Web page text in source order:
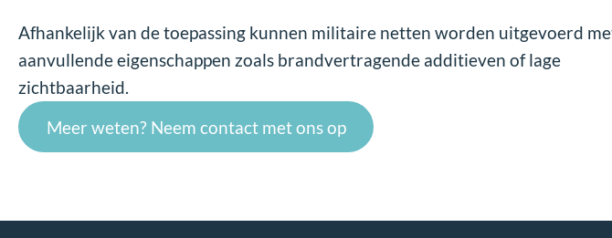
Afhankelijk van de toepassing kunnen militaire netten worden uitgevoerd
aanvullende eigenschappen zoals brandvertragende additieven of lage
zichtbaarheid.
Meer weten? Neem contact met ons op